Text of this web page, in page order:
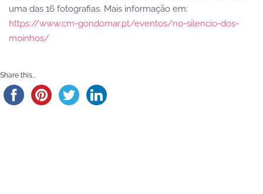
uma das 16 fotografias. Mais informação em:
https://www.cm-gondomar.pt/eventos/no-silencio-dos-
moinhos/
Share this...